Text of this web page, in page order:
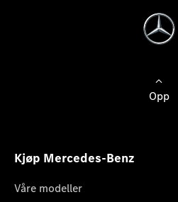
Opp
Kjøp Mercedes-Benz
Våre modeller